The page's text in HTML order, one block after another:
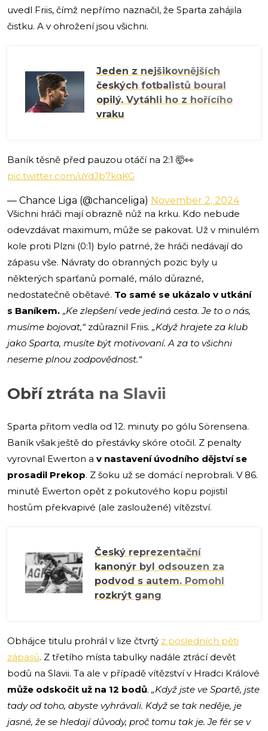
uvedl Friis, čímž nepřímo naznačil, že Sparta zahájila
čistku. A v ohrožení jsou všichni.
Jeden z nejšikovnějších
českých fotbalistů boural
opilý. Vytáhli ho z hořícího
vraku
Baník těsně před pauzou otáčí na 2:1 🤯👀
pic.twitter.com/uYdJb7kqKG
— Chance Liga (@chanceliga) November 2, 2024
Všichni hráči mají obrazně nůž na krku. Kdo nebude
odevzdávat maximum, může se pakovat. Už v minulém
kole proti Plzni (0:1) bylo patrné, že hráči nedávají do
zápasu vše. Návraty do obranných pozic byly u
některých sparťanů pomalé, málo důrazné,
nedostatečně obětavé. To samé se ukázalo v utkání
s Baníkem. „Ke zlepšení vede jediná cesta. Je to o nás,
musíme bojovat,“zdůraznil Friis. „Když hrajete za klub
jako Sparta, musíte být motivovaní. A za to všichni
neseme plnou zodpovědnost.“
Obří ztráta na Slavii
Sparta přitom vedla od 12. minuty po gólu Sörensena.
Baník však ještě do přestávky skóre otočil. Z penalty
vyrovnal Ewerton a v nastavení úvodního dějství se
prosadil Prekop. Z šoku už se domácí neprobrali. V 86.
minutě Ewerton opět z pokutového kopu pojistil
hostům překvapivé (ale zasloužené) vítězství.
Český reprezentační
kanonýr byl odsouzen za
podvod s autem. Pomohl
rozkrýt gang
Obhájce titulu prohrál v lize čtvrtý z posledních pěti
zápasů. Z třetího místa tabulky nadále ztrácí devět
bodů na Slavii. Ta ale v případě vítězství v Hradci Králové
může odskočit už na 12 bodů. „Když jste ve Spartě, jste
tady od toho, abyste vyhrávali. Když se tak neděje, je
jasné, že se hledají důvody, proč tomu tak je. Je fér se v